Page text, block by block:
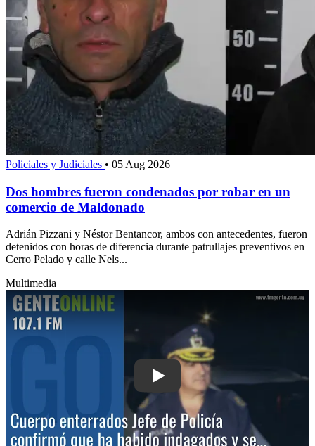
Policiales y Judiciales • 05 Aug 2026
Dos hombres fueron condenados por robar en un
comercio de Maldonado
Adrián Pizzani y Néstor Bentancor, ambos con antecedentes, fueron
detenidos con horas de diferencia durante patrullajes preventivos en
Cerro Pelado y calle Nels...
Multimedia
Play: Cuerpos enterrados: Jefe de